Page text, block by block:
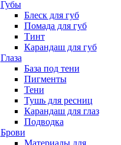
Губы
Блеск для губ
Помада для губ
Тинт
Карандаш для губ
Глаза
База под тени
Пигменты
Тени
Тушь для ресниц
Карандаш для глаз
Подводка
Брови
Материалы для